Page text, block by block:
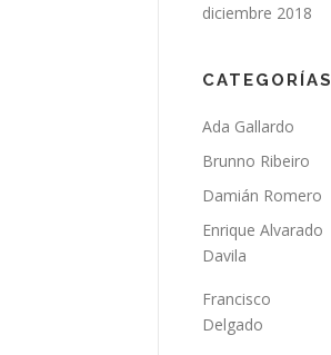
diciembre 2018
CATEGORÍAS
Ada Gallardo
Brunno Ribeiro
Damián Romero
Enrique Alvarado
Davila
Francisco
Delgado